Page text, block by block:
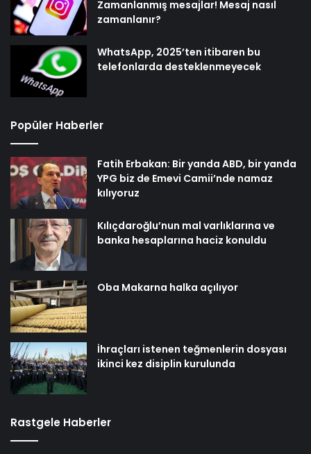
Zamanlanmış mesajlar! Mesaj nasıl
zamanlanır?
WhatsApp, 2025’ten itibaren bu
telefonlarda desteklenmeyecek
Popüler Haberler
Fatih Erbakan: Bir yanda ABD, bir yanda
YPG biz de Emevi Camii’nde namaz
kılıyoruz
Kılıçdaroğlu’nun mal varlıklarına ve
banka hesaplarına haciz konuldu
Oba Makarna halka açılıyor
İhraçları istenen teğmenlerin dosyası
ikinci kez disiplin kurulunda
Rastgele Haberler